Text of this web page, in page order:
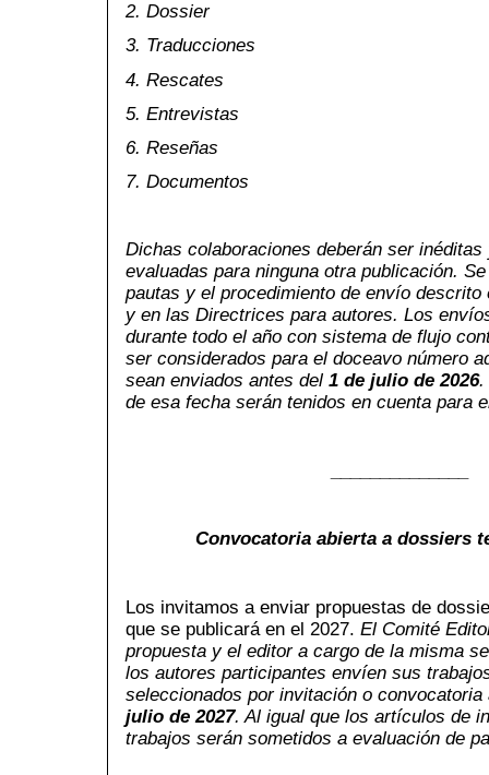
2. Dossier
3. Traducciones
4. Rescates
5. Entrevistas
6. Reseñas
7. Documentos
Dichas colaboraciones deberán ser
evaluadas para ninguna otra publicación.
pautas y el procedimiento de envío
y en las Directrices para autores. Los
durante todo el año con sistema de flujo
ser considerados para el doceavo número
sean enviados antes del 1 de julio de 2026.
de esa fecha serán tenidos en cuenta para
Convocatoria abierta a dossiers
Los invitamos a enviar propuestas de
que se publicará en el 2027. El Comité
propuesta y el editor a cargo de la misma
los autores participantes envíen sus
seleccionados por invitación o
julio de 2027. Al igual que los artículos de
trabajos serán sometidos a evaluación de